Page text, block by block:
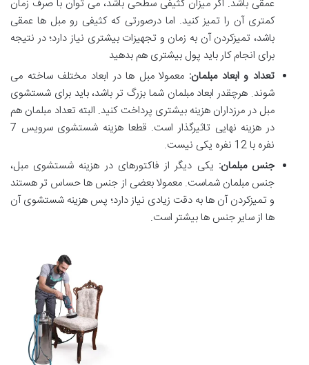
عمقی باشد. اگر میزان کثیفی سطحی باشد، می توان با صرف زمان
کمتری آن را تمیز کنید. اما درصورتی که کثیفی رو مبل ها عمقی
باشد، تمیزکردن آن به زمان و تجهیزات بیشتری نیاز دارد؛ در نتیجه
برای انجام کار باید پول بیشتری هم بدهید
تعداد و ابعاد مبلمان: معمولا مبل ها در ابعاد مختلف ساخته می
شوند. هرچقدر ابعاد مبلمان شما بزرگ تر باشد، باید برای شستشوی
مبل در مرزداران هزینه بیشتری پرداخت کنید. البته تعداد مبلمان هم
در هزینه نهایی تاثیرگذار است. قطعا هزینه شستشوی سرویس 7
نفره با 12 نفره یکی نیست.
جنس مبلمان: یکی دیگر از فاکتورهای در هزینه شستشوی مبل،
جنس مبلمان شماست. معمولا بعضی از جنس ها حساس تر هستند
و تمیزکردن آن ها به دقت زیادی نیاز دارد؛ پس هزینه شستشوی آن
ها از سایر جنس ها بیشتر است.